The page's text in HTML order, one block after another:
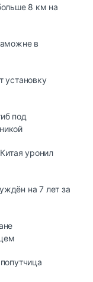
8 км на
в
ycтaнoвкy
под
уронил
на 7 лет за